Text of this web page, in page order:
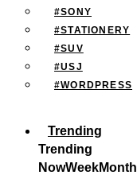
#SONY
#STATIONERY
#SUV
#USJ
#WORDPRESS
Trending
Trending
NowWeekMonth